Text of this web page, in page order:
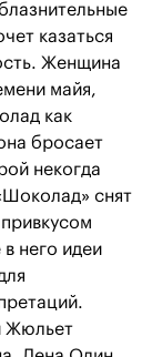
казаться
Женщина
майя,
как
бросает
некогда
снят
него идеи
Жюльет